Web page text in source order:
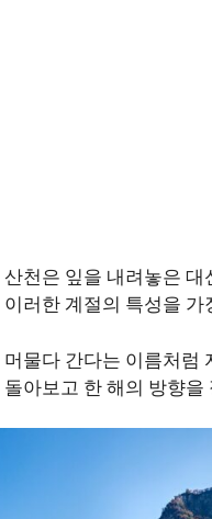
산천은 잎을 내려놓은
러한 계절의 특성을
머물다 간다는 이름처럼
돌아보고 한 해의 방향